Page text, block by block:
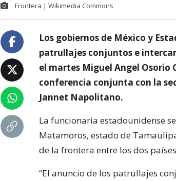
Frontera | Wikimedia Commons
Los gobiernos de México y
patrullajes conjuntos e
el martes Miguel Angel Osorio
conferencia conjunta con la
Jannet Napolitano.
La funcionaria estadounidense
Matamoros, estado de
de la frontera entre los dos
“El anuncio de los patrullajes